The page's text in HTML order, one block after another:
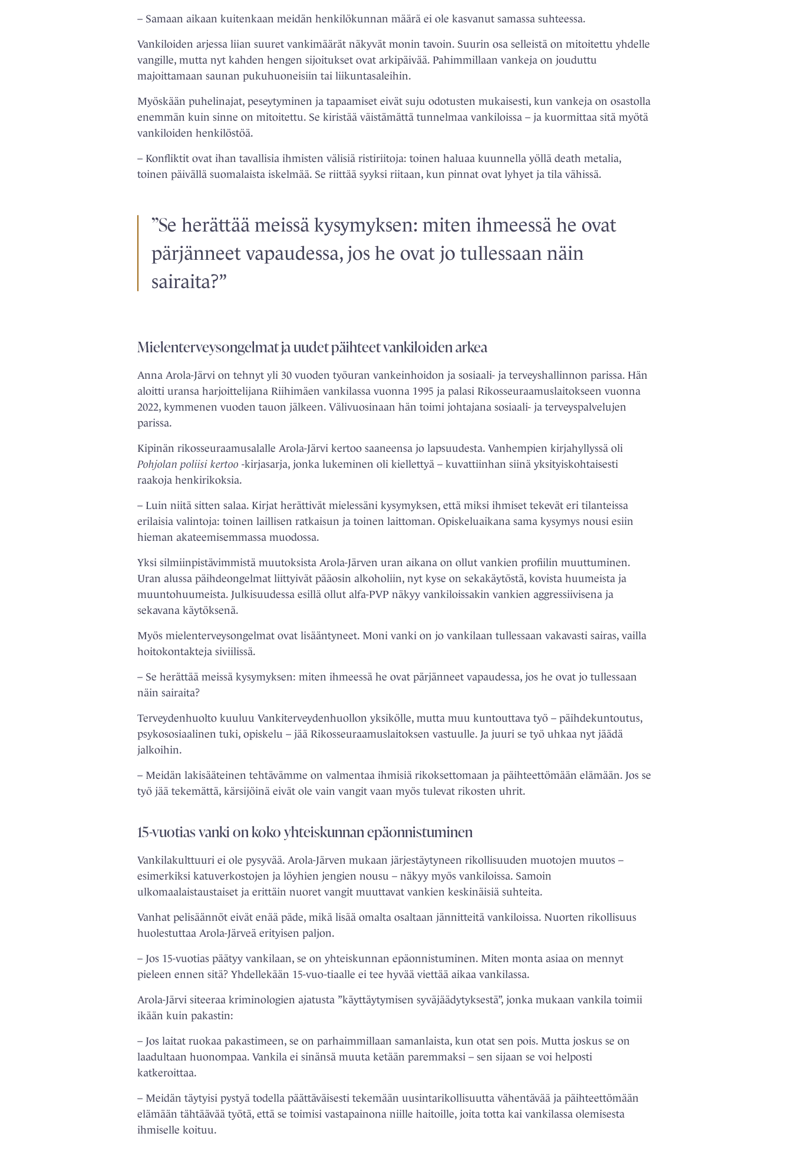
– Samaan aikaan kuitenkaan meidän henkilökunnan määrä ei ole kasvanut samassa suhteessa.
Vankiloiden arjessa liian suuret vankimäärät näkyvät monin tavoin. Suurin osa selleistä on mitoitettu yhdelle
vangille, mutta nyt kahden hengen sijoitukset ovat arkipäivää. Pahimmillaan vankeja on jouduttu
majoittamaan saunan pukuhuoneisiin tai liikuntasaleihin.
Myöskään puhelinajat, peseytyminen ja tapaamiset eivät suju odotusten mukaisesti, kun vankeja on osastolla
enemmän kuin sinne on mitoitettu. Se kiristää väistämättä tunnelmaa vankiloissa – ja kuormittaa sitä myötä
vankiloiden henkilöstöä.
– Konfliktit ovat ihan tavallisia ihmisten välisiä ristiriitoja: toinen haluaa kuunnella yöllä death metalia,
toinen päivällä suomalaista iskelmää. Se riittää syyksi riitaan, kun pinnat ovat lyhyet ja tila vähissä.
”Se herättää meissä kysymyksen: miten ihmeessä he ovat
pärjänneet vapaudessa, jos he ovat jo tullessaan näin
sairaita?”
Mielenterveysongelmat jauudet päihteet vankiloiden arkea
Anna Arola-Järvi on tehnyt yli 30 vuoden työuran vankeinhoidon ja sosiaali- ja terveyshallinnon parissa. Hän
aloitti uransa harjoittelijana Riihimäen vankilassa vuonna 1995 ja palasi Rikosseuraamuslaitokseen vuonna
2022, kymmenen vuoden tauon jälkeen. Välivuosinaan hän toimi johtajana sosiaali- ja terveyspalvelujen
parissa.
Kipinän rikosseuraamusalalle Arola-Järvi kertoo saaneensa jo lapsuudesta. Vanhempien kirjahyllyssä oli
Pohjolan poliisi kertoo -kirjasarja, jonka lukeminen oli kiellettyä – kuvattiinhan siinä yksityiskohtaisesti
raakoja henkirikoksia.
– Luin niitä sitten salaa. Kirjat herättivät mielessäni kysymyksen, että miksi ihmiset tekevät eri tilanteissa
erilaisia valintoja: toinen laillisen ratkaisun ja toinen laittoman. Opiskeluaikana sama kysymys nousi esiin
hieman akateemisemmassa muodossa.
Yksi silmiinpistävimmistä muutoksista Arola-Järven uran aikana on ollut vankien profiilin muuttuminen.
Uran alussa päihdeongelmat liittyivät pääosin alkoholiin, nyt kyse on sekakäytöstä, kovista huumeista ja
muuntohuumeista. Julkisuudessa esillä ollut alfa-PVP näkyy vankiloissakin vankien aggressiivisena ja
sekavana käytöksenä.
Myös mielenterveysongelmat ovat lisääntyneet. Moni vanki on jo vankilaan tullessaan vakavasti sairas, vailla
hoitokontakteja siviilissä.
– Se herättää meissä kysymyksen: miten ihmeessä he ovat pärjänneet vapaudessa, jos he ovat jo tullessaan
näin sairaita?
Terveydenhuolto kuuluu Vankiterveydenhuollon yksikölle, mutta muu kuntouttava työ – päihdekuntoutus,
psykososiaalinen tuki, opiskelu – jää Rikosseuraamuslaitoksen vastuulle. Ja juuri se työ uhkaa nyt jäädä
jalkoihin.
– Meidän lakisääteinen tehtävämme on valmentaa ihmisiä rikoksettomaan ja päihteettömään elämään. Jos se
työ jää tekemättä, kärsijöinä eivät ole vain vangit vaan myös tulevat rikosten uhrit.
15-vuotias vanki on kokoyhteiskunnan epäonnistuminen
Vankilakulttuuri ei ole pysyvää. Arola-Järven mukaan järjestäytyneen rikollisuuden muotojen muutos –
esimerkiksi katuverkostojen ja löyhien jengien nousu – näkyy myös vankiloissa. Samoin
ulkomaalaistaustaiset ja erittäin nuoret vangit muuttavat vankien keskinäisiä suhteita.
Vanhat pelisäännöt eivät enää päde, mikä lisää omalta osaltaan jännitteitä vankiloissa. Nuorten rikollisuus
huolestuttaa Arola-Järveä erityisen paljon.
– Jos 15-vuotias päätyy vankilaan, se on yhteiskunnan epäonnistuminen. Miten monta asiaa on mennyt
pieleen ennen sitä? Yhdellekään 15-vuo-tiaalle ei tee hyvää viettää aikaa vankilassa.
Arola-Järvi siteeraa kriminologien ajatusta ”käyttäytymisen syväjäädytyksestä”, jonka mukaan vankila toimii
ikään kuin pakastin:
– Jos laitat ruokaa pakastimeen, se on parhaimmillaan samanlaista, kun otat sen pois. Mutta joskus se on
laadultaan huonompaa. Vankila ei sinänsä muuta ketään paremmaksi – sen sijaan se voi helposti
katkeroittaa.
– Meidän täytyisi pystyä todella päättäväisesti tekemään uusintarikollisuutta vähentävää ja päihteettömään
elämään tähtäävää työtä, että se toimisi vastapainona niille haitoille, joita totta kai vankilassa olemisesta
ihmiselle koituu.